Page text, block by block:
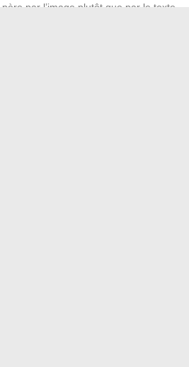
par l’image plutôt que par le texte.